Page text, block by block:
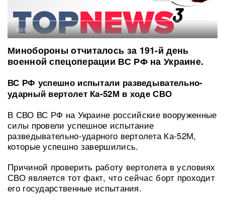
ФОТО:
Минобороны отчиталось за 191-й день
военной спецоперации ВС РФ на Украине.
ВС РФ успешно испытали разведывательно-
ударный вертолет Ка-52М в ходе СВО
В СВО ВС РФ на Украине российские вооруженные
силы провели успешное испытание
разведывательно-ударного вертолета Ка-52М,
которые успешно завершились.
Причиной проверить работу вертолета в условиях
СВО является тот факт, что сейчас борт проходит
его государственные испытания.